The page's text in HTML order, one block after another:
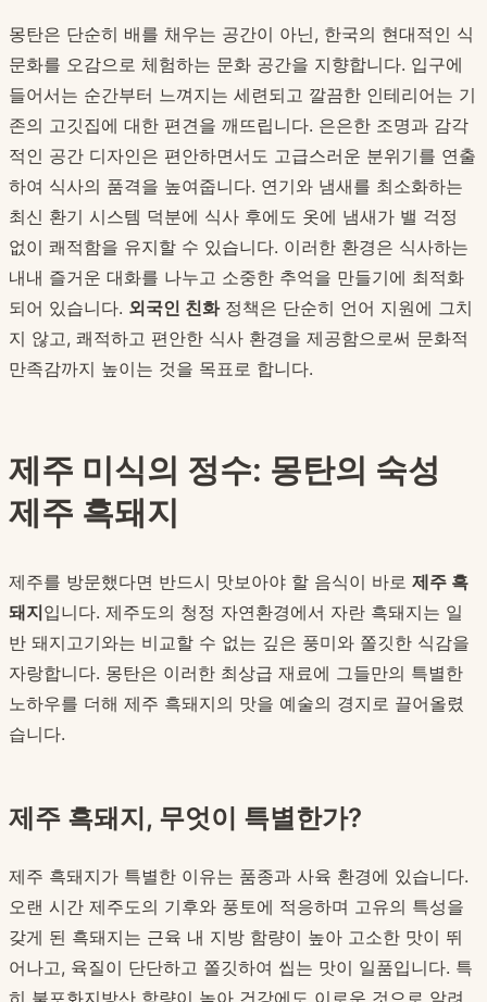
몽탄은 단순히 배를 채우는 공간이 아닌, 한국의 현대적인 식
문화를 오감으로 체험하는 문화 공간을 지향합니다. 입구에
들어서는 순간부터 느껴지는 세련되고 깔끔한 인테리어는 기
존의 고깃집에 대한 편견을 깨뜨립니다. 은은한 조명과 감각
적인 공간 디자인은 편안하면서도 고급스러운 분위기를 연출
하여 식사의 품격을 높여줍니다. 연기와 냄새를 최소화하는
최신 환기 시스템 덕분에 식사 후에도 옷에 냄새가 밸 걱정
없이 쾌적함을 유지할 수 있습니다. 이러한 환경은 식사하는
내내 즐거운 대화를 나누고 소중한 추억을 만들기에 최적화
되어 있습니다. 외국인 친화정책은 단순히 언어 지원에 그치
지 않고, 쾌적하고 편안한 식사 환경을 제공함으로써 문화적
만족감까지 높이는 것을 목표로 합니다.
제주 미식의 정수: 몽탄의 숙성
제주 흑돼지
제주를 방문했다면 반드시 맛보아야 할 음식이 바로 제주 흑
돼지입니다. 제주도의 청정 자연환경에서 자란 흑돼지는 일
반 돼지고기와는 비교할 수 없는 깊은 풍미와 쫄깃한 식감을
자랑합니다. 몽탄은 이러한 최상급 재료에 그들만의 특별한
노하우를 더해 제주 흑돼지의 맛을 예술의 경지로 끌어올렸
습니다.
제주 흑돼지, 무엇이 특별한가?
제주 흑돼지가 특별한 이유는 품종과 사육 환경에 있습니다.
오랜 시간 제주도의 기후와 풍토에 적응하며 고유의 특성을
갖게 된 흑돼지는 근육 내 지방 함량이 높아 고소한 맛이 뛰
어나고, 육질이 단단하고 쫄깃하여 씹는 맛이 일품입니다. 특